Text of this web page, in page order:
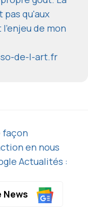
qu'aux
de mon
de-l-art.fr
façon
en nous
Actualités :
News